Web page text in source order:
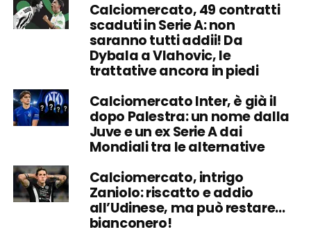
Calciomercato, 49 contratti
scaduti in Serie A: non
saranno tutti addii! Da
Dybala a Vlahovic, le
trattative ancora in piedi
Calciomercato Inter, è già il
dopo Palestra: un nome dalla
Juve e un ex Serie A dai
Mondiali tra le alternative
Calciomercato, intrigo
Zaniolo: riscatto e addio
all’Udinese, ma può restare…
bianconero!